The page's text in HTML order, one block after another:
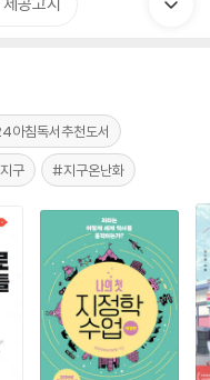
침독서추천도서
구 #지구온난화